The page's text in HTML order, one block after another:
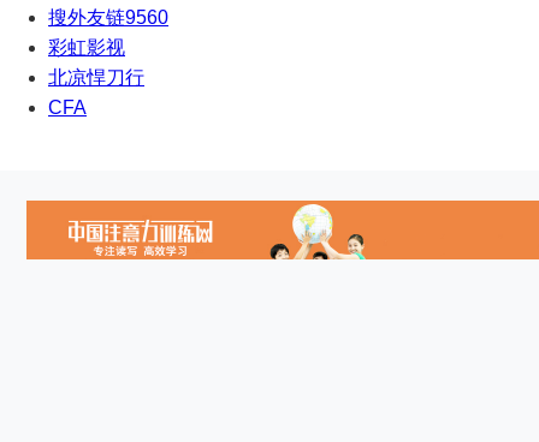
搜外友链9560
彩虹影视
北凉悍刀行
CFA